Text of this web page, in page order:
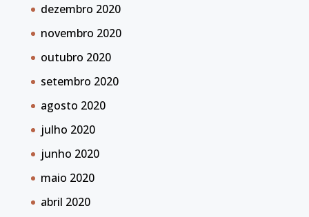
dezembro 2020
novembro 2020
outubro 2020
setembro 2020
agosto 2020
julho 2020
junho 2020
maio 2020
abril 2020